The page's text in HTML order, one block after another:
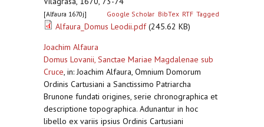
[Alfaura 1670j] Google Scholar BibTex RTF Tagged
Alfaura_Domus Leodii.pdf(245.62 KB)
Joachim Alfaura
Domus Lovanii, Sanctae Mariae Magdalenae sub
Cruce, in: Joachim Alfaura, Omnium Domorum
Ordinis Cartusiani a Sanctissimo Patriarcha
Brunone fundati origines, serie chronographica et
descriptione topographica. Adunantur in hoc
libello ex variis ipsius Ordinis Cartusiani